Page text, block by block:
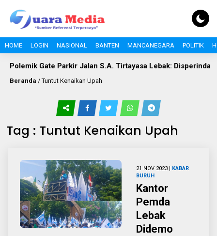
HOME LOGIN NASIONAL BANTEN MANCANEGARA POLITIK
Polemik Gate Parkir Jalan S.A. Tirtayasa Lebak: Disperindag
Beranda /Tuntut Kenaikan Upah
Tag : Tuntut Kenaikan Upah
21 NOV 2023 | KABAR
BURUH
Kantor
Pemda
Lebak
Didemo